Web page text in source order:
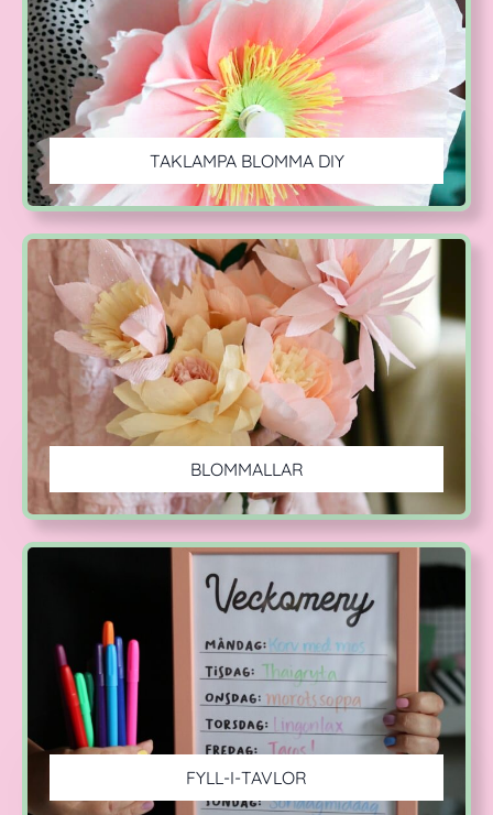
TAKLAMPA BLOMMA DIY
BLOMMALLAR
FYLL-I-TAVLOR